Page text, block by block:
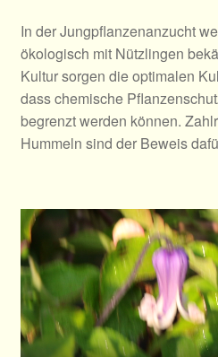
In der Jungpflanzenanzucht
ökologisch mit Nützlingen
Kultur sorgen die optimalen
dass chemische
begrenzt werden können.
Hummeln sind der Beweis